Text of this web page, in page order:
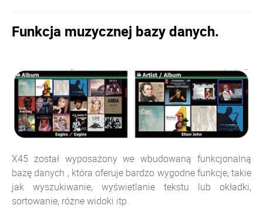
Funkcja muzycznej bazy danych.
X45 został wyposażony we wbudowaną funkcjonalną
bazę danych , która oferuje bardzo wygodne funkcje, takie
jak wyszukiwanie, wyświetlanie tekstu lub okładki,
sortowanie, różne widoki itp.